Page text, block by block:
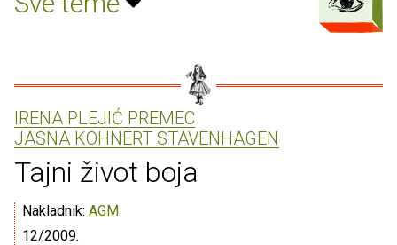
IRENA PLEJIĆ PREMEC
JASNA KOHNERT STAVENHAGEN
Tajni život boja
Nakladnik: AGM
12/2009.